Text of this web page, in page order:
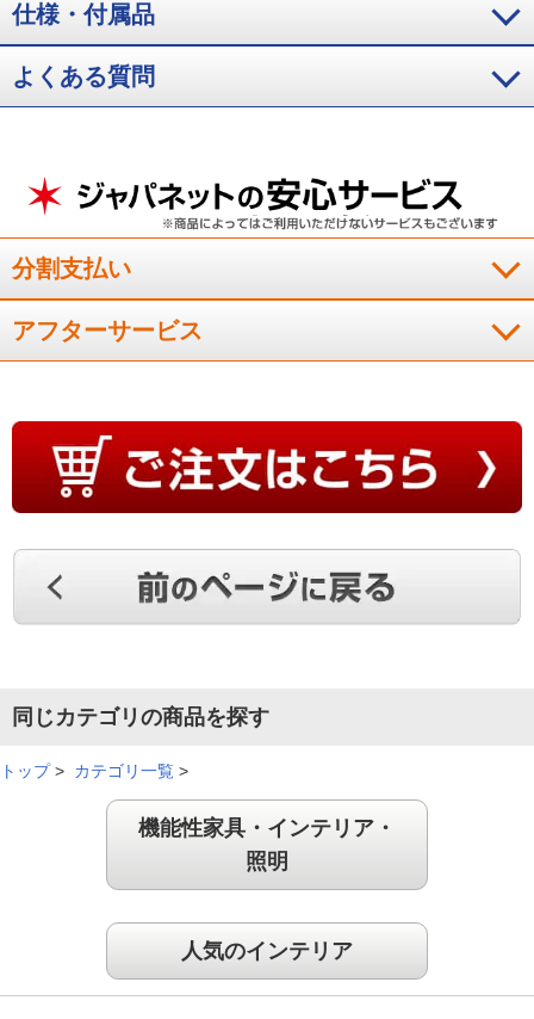
今使っているものが古くなった為、買い替えるものを探してい
（
埼玉県 70代S.H様
「お客様の声」は実際にご購入されたお客様からのご意見を掲載しておりま
※商品により、同一シリーズをご購入された方の声を含みます。
仕様・付属品
よくある質問
分割支払い
アフターサービス
同じカテゴリの商品を探す
トップ> カテゴリ一覧 >
機能性家具・インテリア・
照明
人気のインテリア